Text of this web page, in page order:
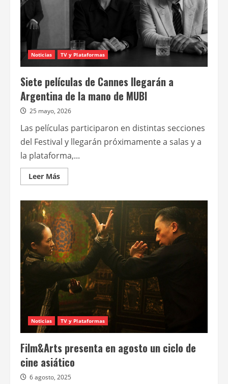
Noticias TV y Plataformas
Siete películas de Cannes llegarán a
Argentina de la mano de MUBI
25 mayo, 2026
Las películas participaron en distintas secciones
del Festival y llegarán próximamente a salas y a
la plataforma,...
Leer MásLeer
más
películas
de
Cannes
llegarán
a
Argentina
de
la
mano
MUBI
Noticias TV y Plataformas
Film&Arts presenta en agosto un ciclo de
cine asiático
6 agosto, 2025